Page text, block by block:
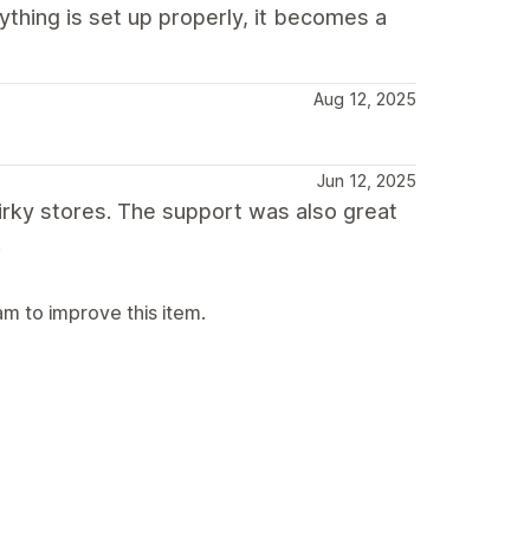
is set up properly, it becomes a
Aug 12, 2025
Jun 12, 2025
stores. The support was also great
to improve this item.